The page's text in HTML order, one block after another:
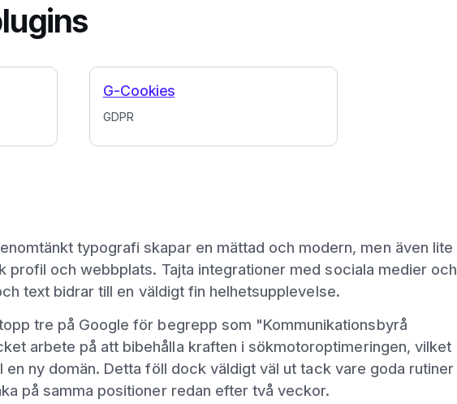
GDPR
G-Cookies
typografi skapar en mättad och modern, men även lite
profil och webbplats. Tajta integrationer med sociala medier och
text bidrar till en väldigt fin helhetsupplevelse.
tre på Google för begrepp som "Kommunikationsbyrå
arbete på att bibehålla kraften i sökmotoroptimeringen, vilket
en ny domän. Detta föll dock väldigt väl ut tack vare goda rutiner
på samma positioner redan efter två veckor.